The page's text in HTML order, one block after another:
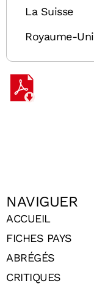
La Suisse
Royaume-Uni
NAVIGUER
ACCUEIL
FICHES PAYS
ABRÉGÉS
CRITIQUES